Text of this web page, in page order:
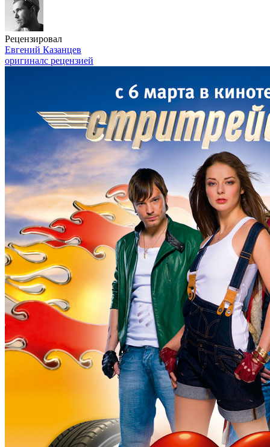
Рецензировал
Евгений Казанцев
оригиналс рецензией